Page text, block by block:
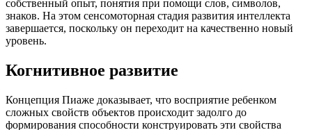
собственный опыт, понятия при помощи слов, символов,
знаков. На этом сенсомоторная стадия развития интеллекта
завершается, поскольку он переходит на качественно новый
уровень.
Когнитивное развитие
Концепция Пиаже доказывает, что восприятие ребенком
сложных свойств объектов происходит задолго до
формирования способности конструировать эти свойства